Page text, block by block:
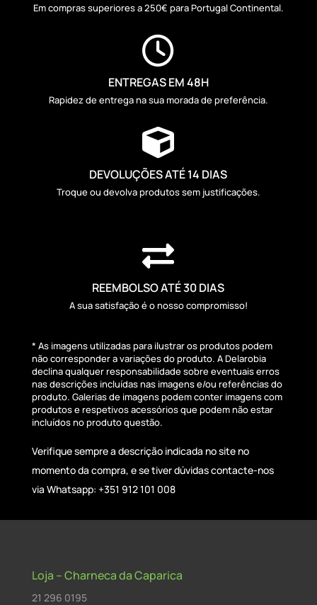
Em compras superiores a 250€ para Portugal Continental.

ENTREGAS EM 48H
Rapidez de entrega na sua morada de preferência.

DEVOLUÇÕES ATÉ 14 DIAS
Troque ou devolva produtos sem justificações.

REEMBOLSO ATÉ 30 DIAS
A sua satisfação é o nosso compromisso!
* As imagens utilizadas para ilustrar os produtos podem
não corresponder a variações do produto. A Delarobia
declina qualquer responsabilidade sobre eventuais erros
nas descrições incluídas nas imagens e/ou referências do
produto. Galerias de imagens podem conter imagens com
produtos e respetivos acessórios que podem não estar
incluídos no produto questão.
Verifique sempre a descrição indicada no site no
momento da compra, e se tiver dúvidas contacte-nos
via Whatsapp: +351 912 101 008
Loja – Charneca da Caparica
21 296 0195